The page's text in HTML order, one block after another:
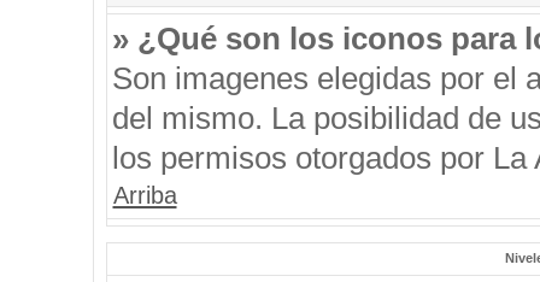
» ¿Qué son los iconos para
Son imagenes elegidas por el
del mismo. La posibilidad de
los permisos otorgados por La
Arriba